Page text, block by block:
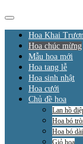
Hoa Khai
Hoa chúc mừng
Mẫu hoa mới
Hoa tang lễ
Hoa sinh nhật
Hoa cưới
Chủ đề hoa
Lan hồ
Hoa bó
Hoa bó dài
Giỏ hoa